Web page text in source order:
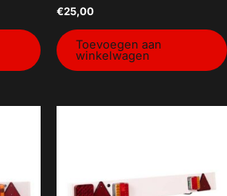
€25,00
Toevoegen aan
winkelwagen